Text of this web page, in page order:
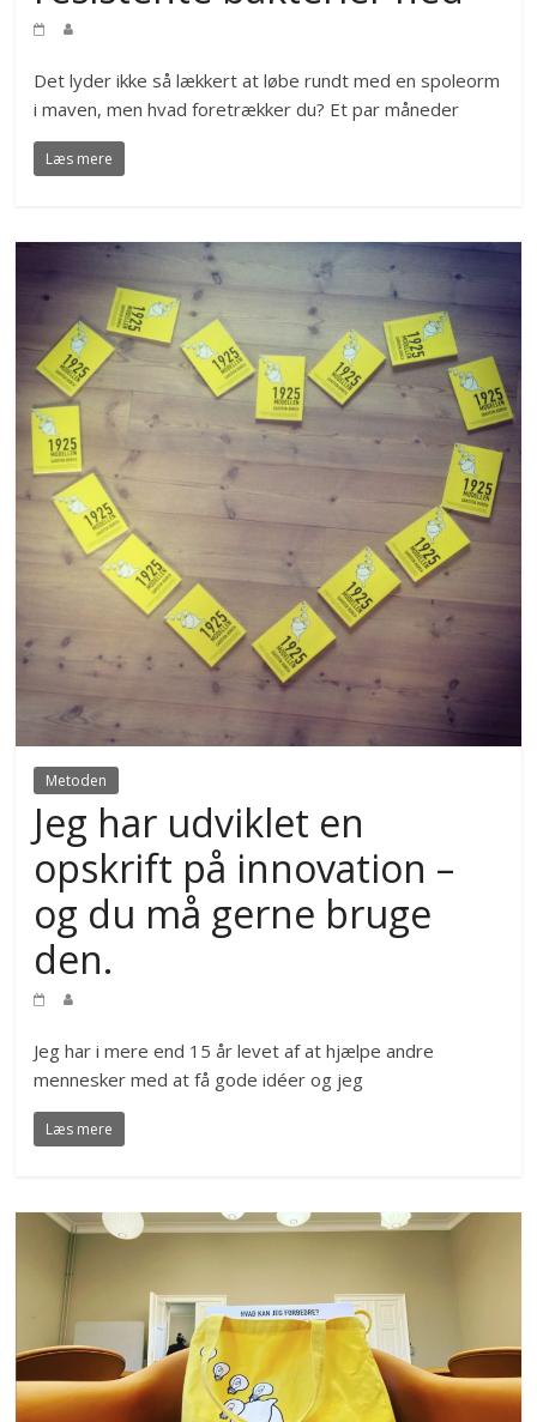
Det lyder ikke så lækkert at løbe rundt med en spoleorm
i maven, men hvad foretrækker du? Et par måneder
Læs mere
Metoden
Jeg har udviklet en
opskrift på innovation –
og du må gerne bruge
den.
Jeg har i mere end 15 år levet af at hjælpe andre
mennesker med at få gode idéer og jeg
Læs mere